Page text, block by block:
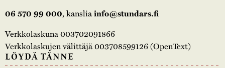
06 570 99 000, kansliainfo@stundars.fi
Verkkolaskuna 003702091866
Verkkolaskujen välittäjä 003708599126 (OpenText)
LÖYDÄ TÄNNE